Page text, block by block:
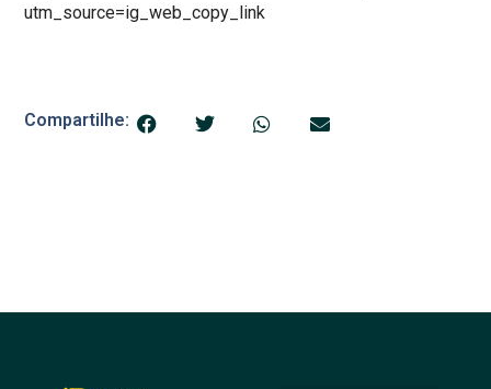
utm_source=ig_web_copy_link
Compartilhe: